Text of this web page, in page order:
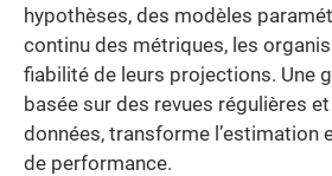
hypothèses, des modèles
continu des métriques, les
fiabilité de leurs projections. Une
basée sur des revues régulières
données, transforme l’estimation
de performance.